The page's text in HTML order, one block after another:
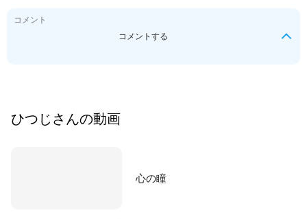
コメント
コメントする
ひつじ さんの動画
心の瞳